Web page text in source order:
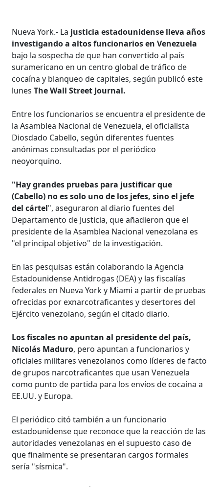
Nueva York.- La justicia estadounidense lleva años
investigando a altos funcionarios en Venezuela
bajo la sospecha de que han convertido al país
suramericano en un centro global de tráfico de
cocaína y blanqueo de capitales, según publicó este
lunesThe Wall Street Journal.
Entre los funcionarios se encuentra el presidente de
la Asamblea Nacional de Venezuela, el oficialista
Diosdado Cabello, según diferentes fuentes
anónimas consultadas por el periódico
neoyorquino.
"Hay grandes pruebas para justificar que
(Cabello) no es solo uno de los jefes, sino el jefe
del cártel", aseguraron al diario fuentes del
Departamento de Justicia, que añadieron que el
presidente de la Asamblea Nacional venezolana es
"el principal objetivo" de la investigación.
En las pesquisas están colaborando la Agencia
Estadounidense Antidrogas (DEA) y las fiscalías
federales en Nueva York y Miami a partir de pruebas
ofrecidas por exnarcotraficantes y desertores del
Ejército venezolano, según el citado diario.
Los fiscales no apuntan al presidente del país,
Nicolás Maduro, pero apuntan a funcionarios y
oficiales militares venezolanos como líderes de facto
de grupos narcotraficantes que usan Venezuela
como punto de partida para los envíos de cocaína a
EE.UU. y Europa.
El periódico citó también a un funcionario
estadounidense que reconoce que la reacción de las
autoridades venezolanas en el supuesto caso de
que finalmente se presentaran cargos formales
sería "sísmica".